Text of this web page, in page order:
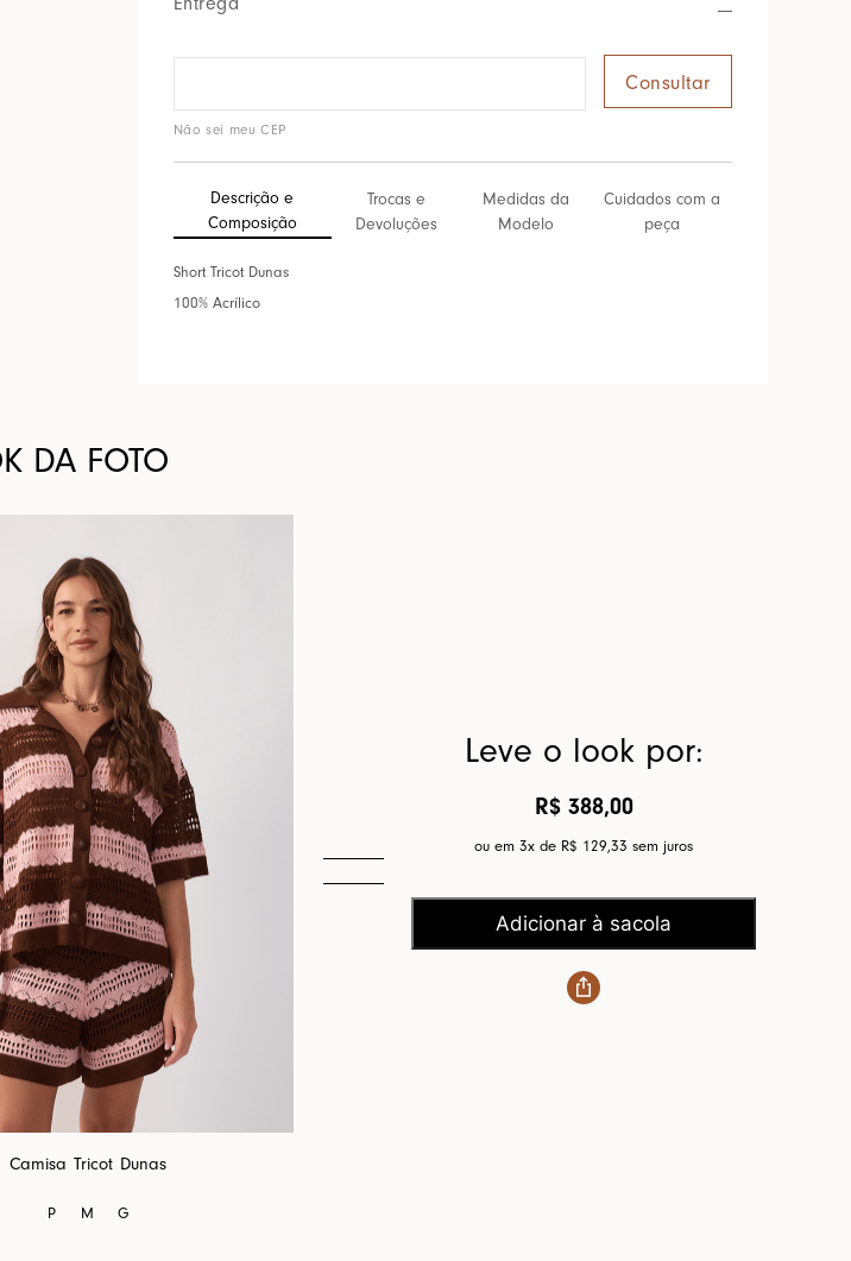
Não sei meu CEP
Descrição e
Composição
Trocas e
Devoluções
Medidas da
Modelo
Cuidados com a
peça
Short Tricot Dunas
100% Acrílico
DA FOTO
Camisa Tricot Dunas
P M G
Leve o look por:
R$ 388,00
ou em 3x de R$ 129,33 sem juros
Adicionar à sacola